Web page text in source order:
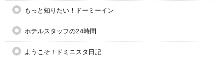
もっと知りたい！ドーミーイン
ホテルスタッフの24時間
ようこそ！ドミニスタ日記